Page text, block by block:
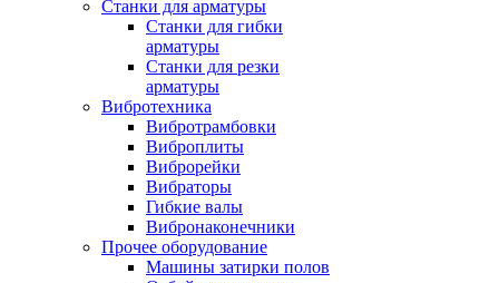
Станки для арматуры
Станки для гибки
арматуры
Станки для резки
арматуры
Вибротехника
Вибротрамбовки
Виброплиты
Виброрейки
Вибраторы
Гибкие валы
Вибронаконечники
Прочее оборудование
Машины затирки полов